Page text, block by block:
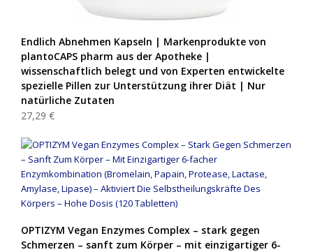
Endlich Abnehmen Kapseln | Markenprodukte von
plantoCAPS pharm aus der Apotheke |
wissenschaftlich belegt und von Experten entwickelte
spezielle Pillen zur Unterstützung ihrer Diät | Nur
natürliche Zutaten
27,29 €
OPTIZYM Vegan Enzymes Complex – stark gegen
Schmerzen – sanft zum Körper – mit einzigartiger 6-